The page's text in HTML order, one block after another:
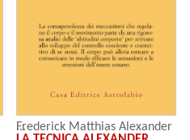
Frederick Matthias Alexander